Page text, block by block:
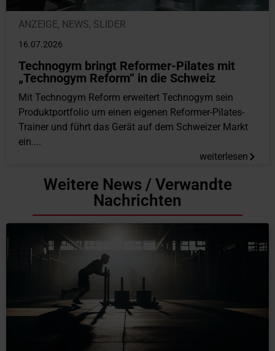
ANZEIGE, NEWS, SLIDER
16.07.2026
Technogym bringt Reformer-Pilates mit
„Technogym Reform“ in die Schweiz
Mit Technogym Reform erweitert Technogym sein
Produktportfolio um einen eigenen Reformer-Pilates-
Trainer und führt das Gerät auf dem Schweizer Markt
ein....
weiterlesen
Weitere News / Verwandte
Nachrichten